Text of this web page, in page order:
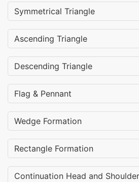
Symmetrical Triangle
Ascending Triangle
Descending Triangle
Flag & Pennant
Wedge Formation
Rectangle Formation
Continuation Head and